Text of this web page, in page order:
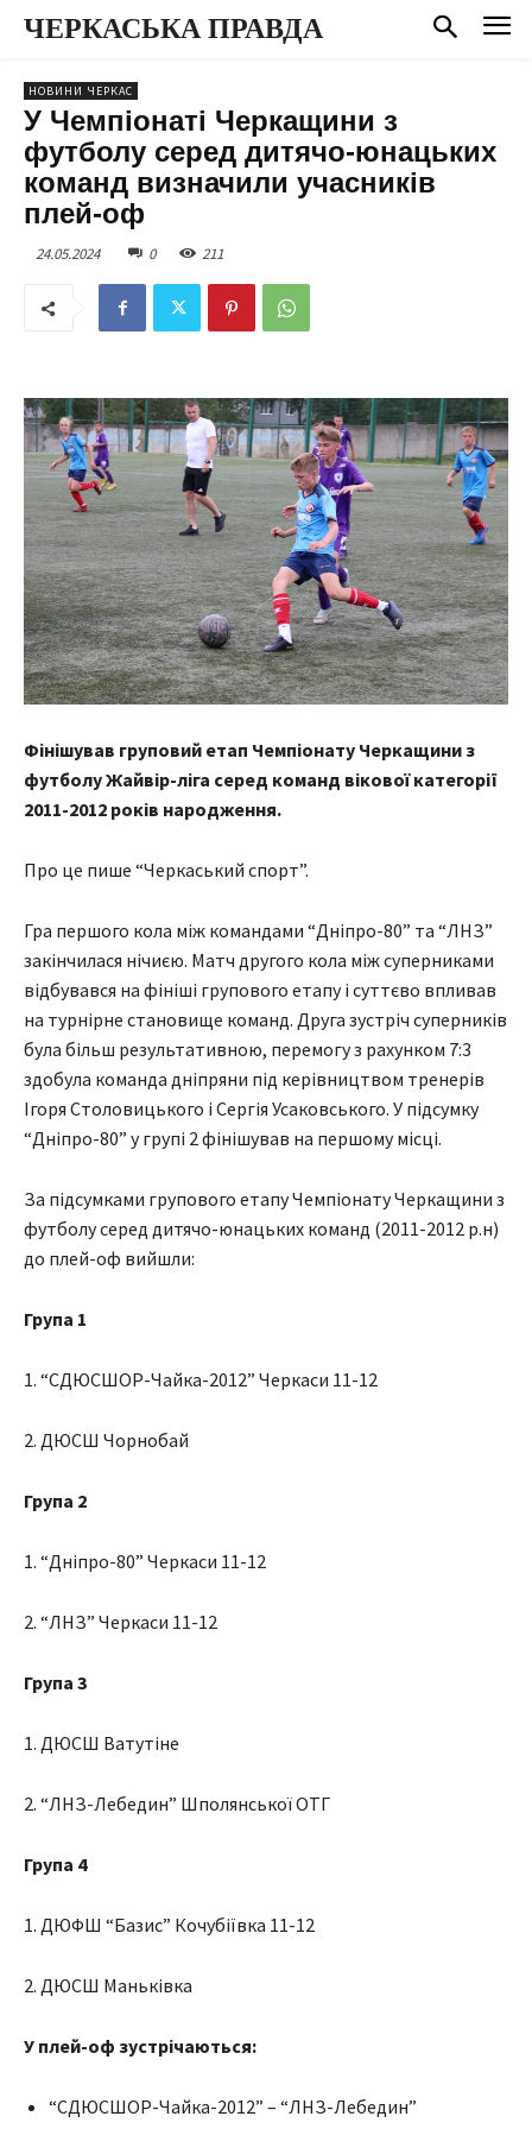
ЧЕРКАСЬКА ПРАВДА
НОВИНИ ЧЕРКАС
У Чемпіонаті Черкащини з
футболу серед дитячо-юнацьких
команд визначили учасників
плей-оф
24.05.2024 0 211
Фінішував груповий етап Чемпіонату Черкащини з
футболу Жайвір-ліга серед команд вікової категорії
2011-2012 років народження.
Про це пише “Черкаський спорт”.
Гра першого кола між командами “Дніпро-80” та “ЛНЗ”
закінчилася нічиєю. Матч другого кола між суперниками
відбувався на фініші групового етапу і суттєво впливав
на турнірне становище команд. Друга зустріч суперників
була більш результативною, перемогу з рахунком 7:3
здобула команда дніпряни під керівництвом тренерів
Ігоря Столовицького і Сергія Усаковського. У підсумку
“Дніпро-80” у групі 2 фінішував на першому місці.
За підсумками групового етапу Чемпіонату Черкащини з
футболу серед дитячо-юнацьких команд (2011-2012 р.н)
до плей-оф вийшли:
Група 1
1. “СДЮСШОР-Чайка-2012” Черкаси 11-12
2. ДЮСШ Чорнобай
Група 2
1. “Дніпро-80” Черкаси 11-12
2. “ЛНЗ” Черкаси 11-12
Група 3
1. ДЮСШ Ватутіне
2. “ЛНЗ-Лебедин” Шполянської ОТГ
Група 4
1. ДЮФШ “Базис” Кочубіївка 11-12
2. ДЮСШ Маньківка
У плей-оф зустрічаються:
“СДЮСШОР-Чайка-2012” – “ЛНЗ-Лебедин”